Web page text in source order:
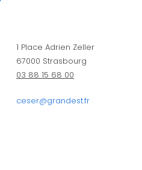
1 Place Adrien Zeller
67000 Strasbourg
03 88 15 68 00
ceser@grandest.fr